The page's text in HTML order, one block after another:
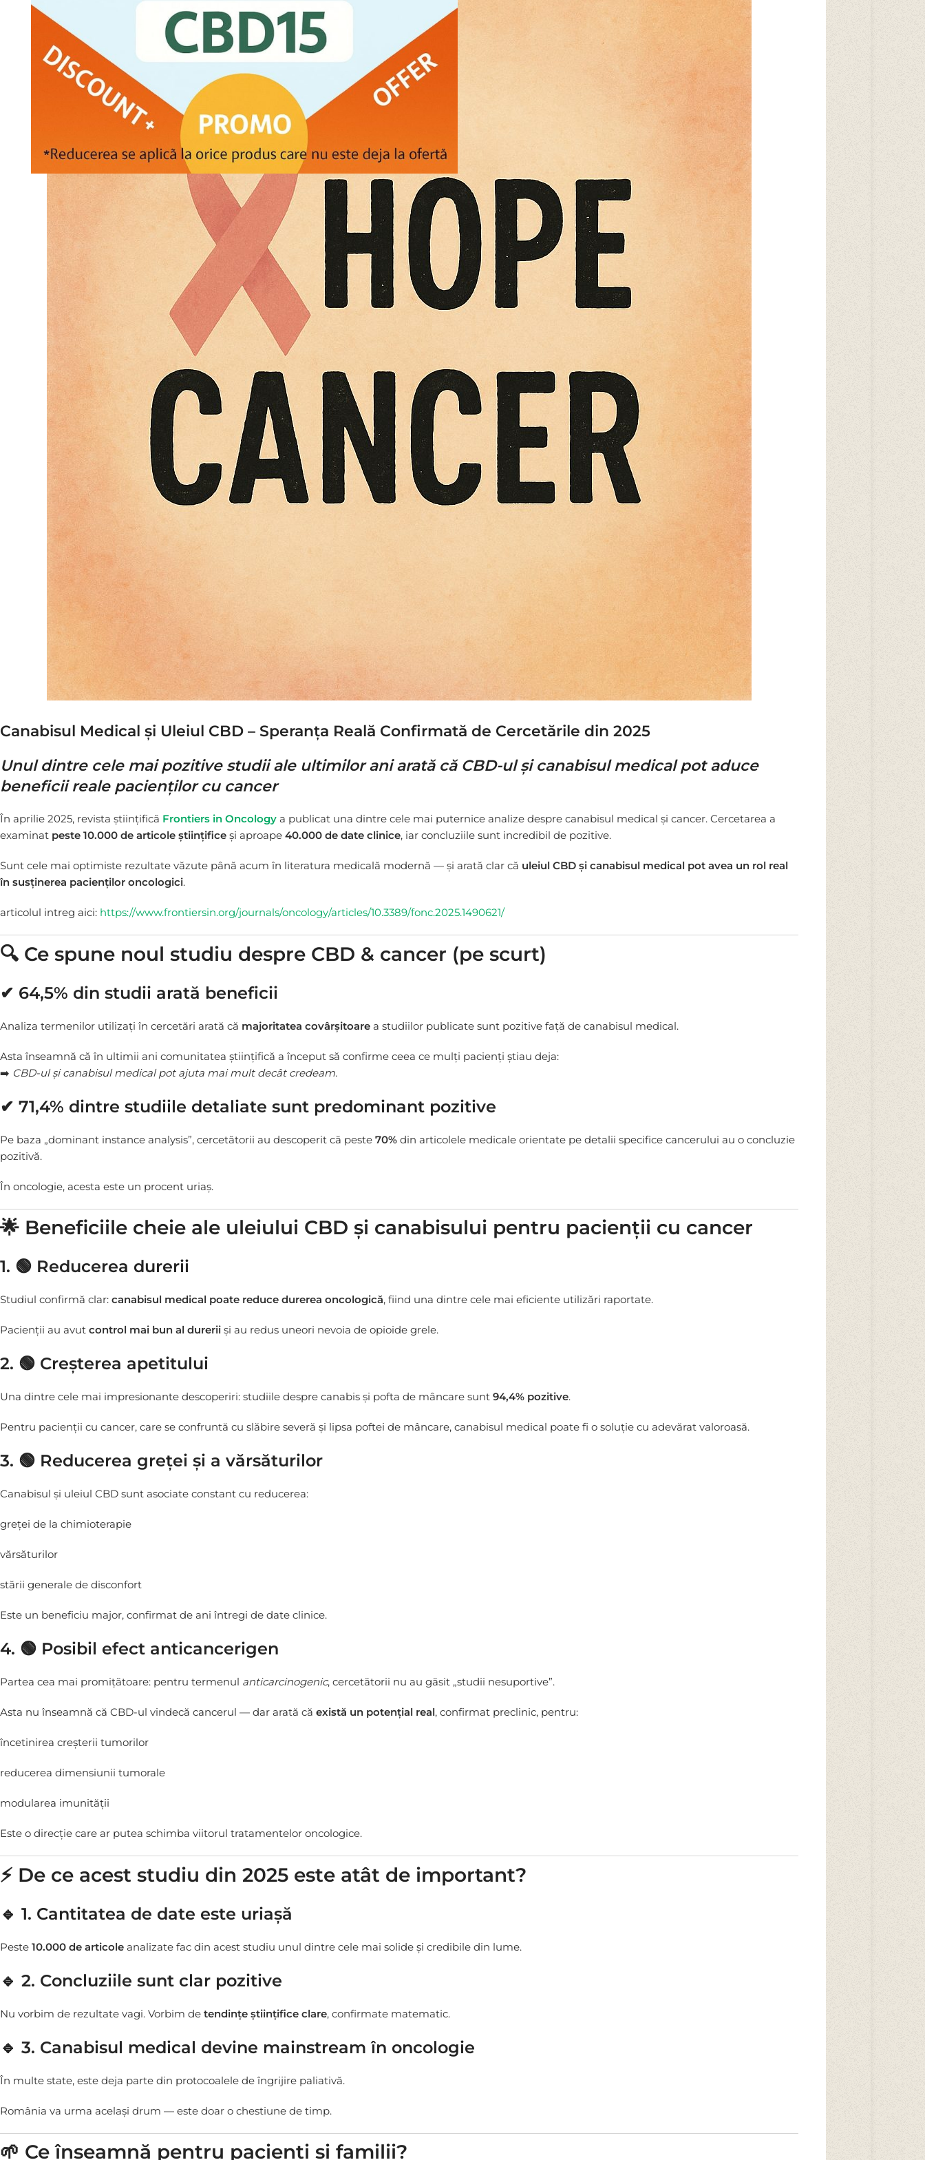
Canabisul Medical și Uleiul CBD – Speranța Reală Confirmată de Cercetările din 2025
Unul dintre cele mai pozitive studii ale ultimilor ani arată că CBD-ul și canabisul medical pot aduce
beneficii reale pacienților cu cancer
În aprilie 2025, revista științifică Frontiers in Oncology a publicat una dintre cele mai puternice analize despre canabisul medical și cancer. Cercetarea a
examinat peste 10.000 de articole științifice și aproape 40.000 de date clinice, iar concluziile sunt incredibil de pozitive.
Sunt cele mai optimiste rezultate văzute până acum în literatura medicală modernă — și arată clar că uleiul CBD și canabisul medical pot avea un rol real
în susținerea pacienților oncologici.
articolul intreg aici: https://www.frontiersin.org/journals/oncology/articles/10.3389/fonc.2025.1490621/
🔍 Ce spune noul studiu despre CBD & cancer (pe scurt)
✔ 64,5% din studii arată beneficii
Analiza termenilor utilizați în cercetări arată că majoritatea covârșitoare a studiilor publicate sunt pozitive față de canabisul medical.
Asta înseamnă că în ultimii ani comunitatea științifică a început să confirme ceea ce mulți pacienți știau deja:
➡️ CBD-ul și canabisul medical pot ajuta mai mult decât credeam.
✔ 71,4% dintre studiile detaliate sunt predominant pozitive
Pe baza „dominant instance analysis”, cercetătorii au descoperit că peste 70% din articolele medicale orientate pe detalii specifice cancerului au o concluzie
pozitivă.
În oncologie, acesta este un procent uriaș.
🌟 Beneficiile cheie ale uleiului CBD și canabisului pentru pacienții cu cancer
1. 🟢 Reducerea durerii
Studiul confirmă clar: canabisul medical poate reduce durerea oncologică, fiind una dintre cele mai eficiente utilizări raportate.
Pacienții au avut control mai bun al durerii și au redus uneori nevoia de opioide grele.
2. 🟢 Creșterea apetitului
Una dintre cele mai impresionante descoperiri: studiile despre canabis și pofta de mâncare sunt 94,4% pozitive.
Pentru pacienții cu cancer, care se confruntă cu slăbire severă și lipsa poftei de mâncare, canabisul medical poate fi o soluție cu adevărat valoroasă.
3. 🟢 Reducerea greței și a vărsăturilor
Canabisul și uleiul CBD sunt asociate constant cu reducerea:
greței de la chimioterapie
vărsăturilor
stării generale de disconfort
Este un beneficiu major, confirmat de ani întregi de date clinice.
4. 🟢 Posibil efect anticancerigen
Partea cea mai promițătoare: pentru termenul anticarcinogenic, cercetătorii nu au găsit „studii nesuportive”.
Asta nu înseamnă că CBD-ul vindecă cancerul — dar arată că există un potențial real, confirmat preclinic, pentru:
încetinirea creșterii tumorilor
reducerea dimensiunii tumorale
modularea imunității
Este o direcție care ar putea schimba viitorul tratamentelor oncologice.
⚡ De ce acest studiu din 2025 este atât de important?
🔹 1. Cantitatea de date este uriașă
Peste 10.000 de articole analizate fac din acest studiu unul dintre cele mai solide și credibile din lume.
🔹 2. Concluziile sunt clar pozitive
Nu vorbim de rezultate vagi. Vorbim de tendințe științifice clare, confirmate matematic.
🔹 3. Canabisul medical devine mainstream în oncologie
În multe state, este deja parte din protocoalele de îngrijire paliativă.
România va urma același drum — este doar o chestiune de timp.
🌱 Ce înseamnă pentru pacienți și familii?